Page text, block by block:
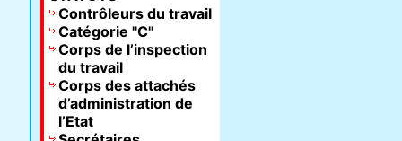
Contrôleurs du travail
Catégorie "C"
Corps de l’inspection
du travail
Corps des attachés
d’administration de
l’Etat